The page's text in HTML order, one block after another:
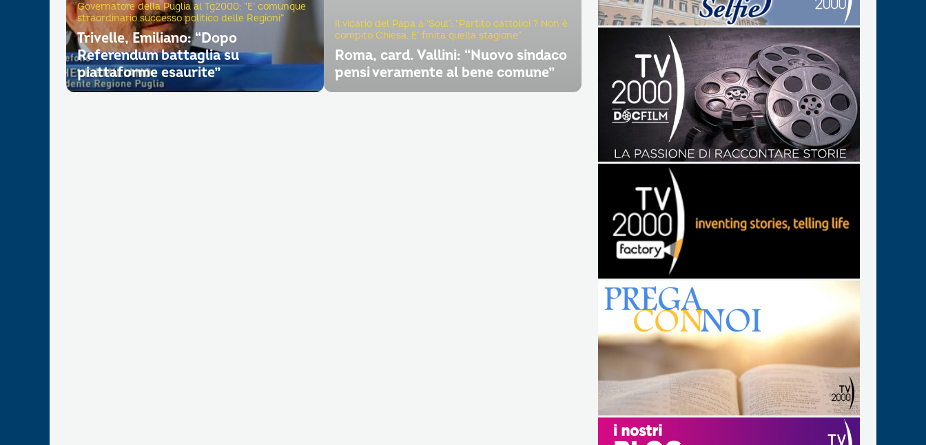
Governatore della Puglia al Tg2000: “E’ comunque
straordinario successo politico delle Regioni”
Trivelle, Emiliano: “Dopo
Referendum battaglia su
piattaforme esaurite”
Il vicario del Papa a ‘Soul’: “Partito cattolici ? Non è
compito Chiesa. E’ finita quella stagione”
Roma, card. Vallini: “Nuovo sindaco
pensi veramente al bene comune”